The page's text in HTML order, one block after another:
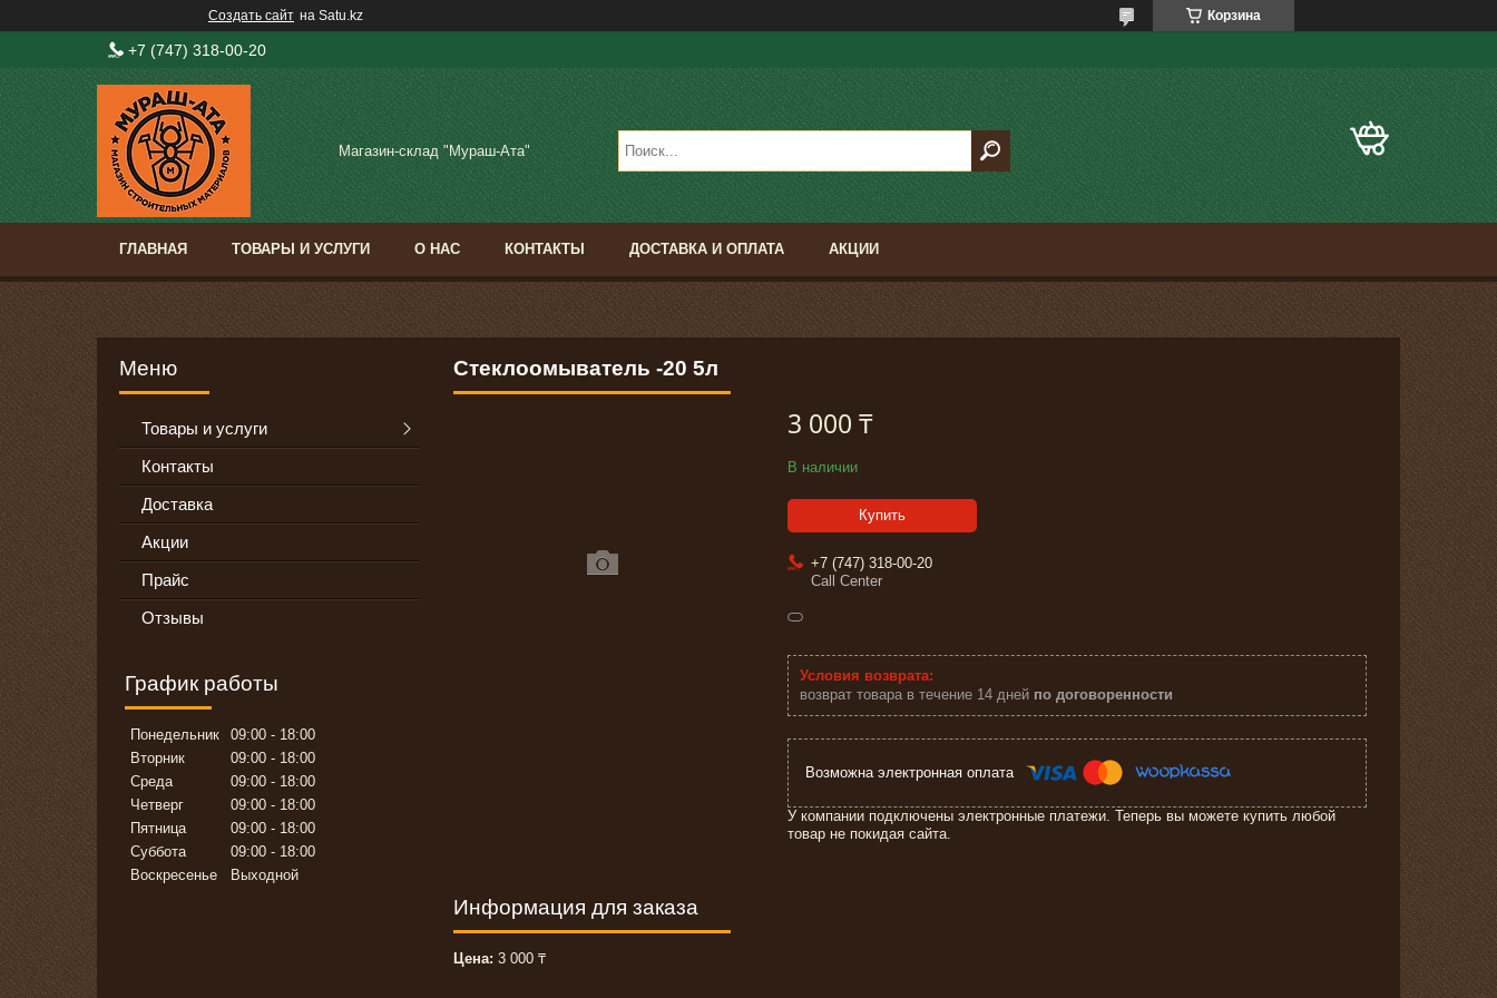
Создать сайт на Satu.kz Корзина
+7 (747) 318-00-20
Магазин-склад "Мураш-Ата"
ГЛАВНАЯ ТОВАРЫ И УСЛУГИ О НАС КОНТАКТЫ ДОСТАВКА И ОПЛАТА АКЦИИ
Стеклоомыватель -20 5л
3 000 ₸
В наличии
Купить
+7 (747) 318-00-20
Call Center
возврат товара в течение 14 дней по договоренности
У компании подключены электронные платежи. Теперь вы можете купить любой
товар не покидая сайта.
Информация для заказа
Цена: 3 000 ₸
Товары и услуги
Контакты
Доставка
Акции
Прайс
Отзывы
График работы
Понедельник 09:00
18:00
Вторник
09:00
18:00
Среда
09:00
18:00
Четверг
09:00
18:00
Пятница
09:00
18:00
Суббота
09:00
18:00
Воскресенье
Выходной